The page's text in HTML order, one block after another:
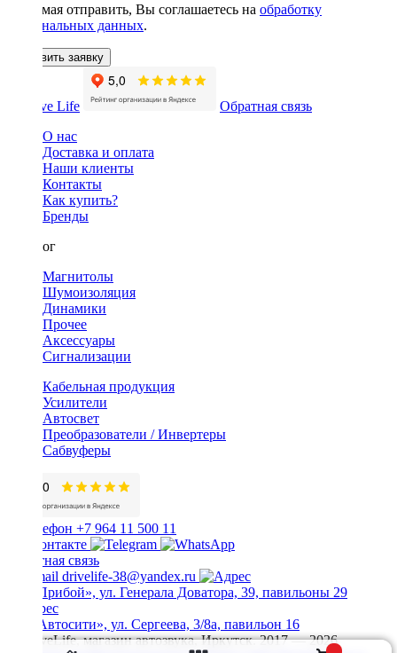
Нажимая отправить, Вы соглашаетесь на обработку
персональных данных.
Оставить заявку
Обратная связь
О нас
Доставка и оплата
Наши клиенты
Контакты
Как купить?
Бренды
Каталог
Магнитолы
Шумоизоляция
Динамики
Прочее
Аксессуары
Сигнализации
Кабельная продукция
Усилители
Автосвет
Преобразователи / Инвертеры
Сабвуферы
+7 964 11 500 11
Обратная связь
drivelife-38@yandex.ru
ТЦ «Прибой», ул. Генерала Доватора, 39, павильоны 29
ТЦ «Автосити», ул. Сергеева, 3/8а, павильон 16
© DriveLife, магазин автозвука, Иркутск. 2017 — 2026